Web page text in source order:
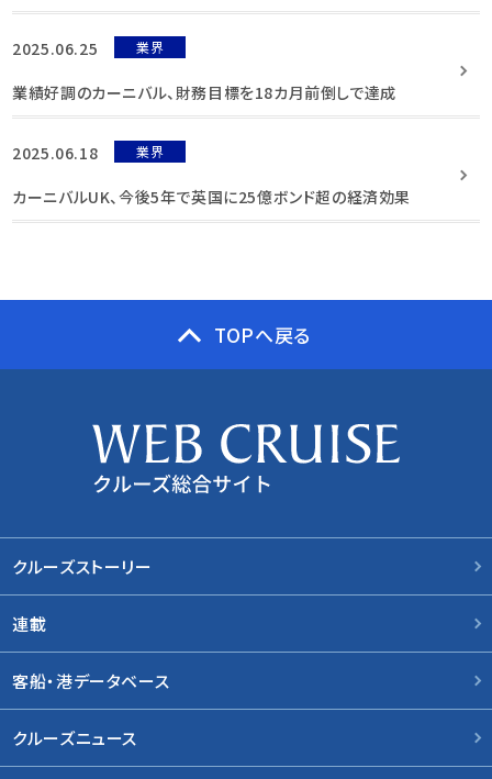
2025.06.25 業界
業績好調のカーニバル、財務目標を18カ月前倒しで達成
2025.06.18 業界
カーニバルUK、今後5年で英国に25億ボンド超の経済効果
TOPへ戻る
クルーズストーリー
連載
客船・港データベース
クルーズニュース